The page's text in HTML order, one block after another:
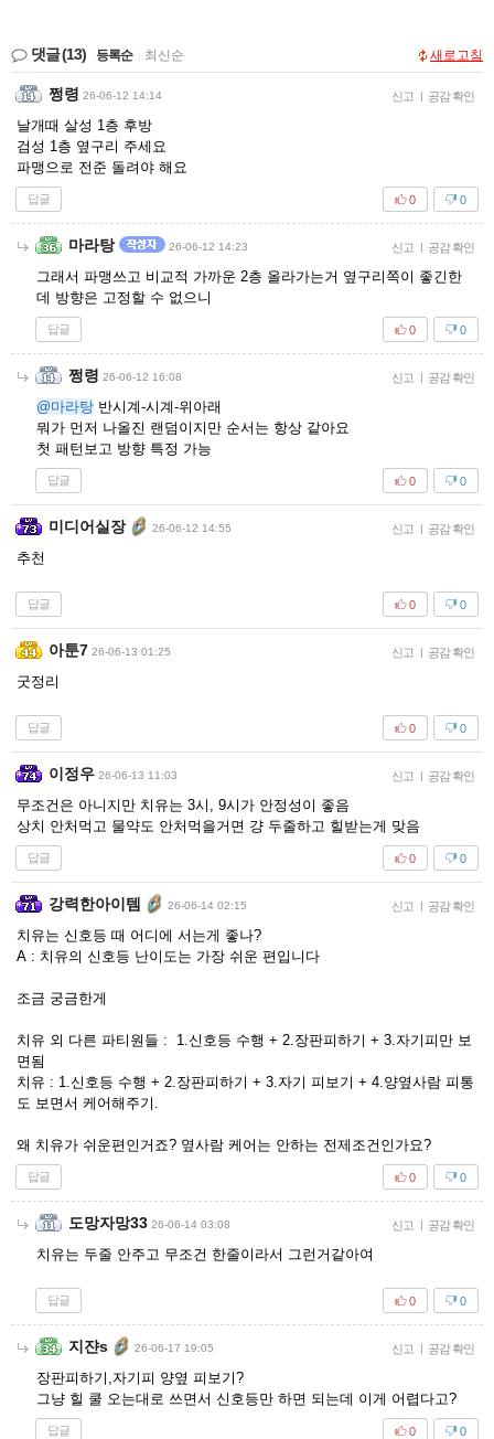
댓글(13) 등록순 최신순 새로고침
쩡령 26-06-12 14:14 신고 | 공감 확인
날개때 살성 1층 후방
검성 1층 옆구리 주세요
파맹으로 전준 돌려야 해요
답글 0
0
마라탕 26-06-12 14:23 신고 | 공감 확인
그래서 파맹쓰고 비교적 가까운 2층 올라가는거 옆구리쪽이 좋긴한
데 방향은 고정할 수 없으니
답글 0
0
쩡령 26-06-12 16:08 신고 | 공감 확인
@마라탕 반시계-시계-위아래
뭐가 먼저 나올진 랜덤이지만 순서는 항상 같아요
첫 패턴보고 방향 특정 가능
답글 0
0
미디어실장 26-06-12 14:55 신고 | 공감 확인
추천
답글 0
0
아툰7 26-06-13 01:25 신고 | 공감 확인
굿정리
답글 0
0
이정우 26-06-13 11:03 신고 | 공감 확인
무조건은 아니지만 치유는 3시, 9시가 안정성이 좋음
상치 안처먹고 물약도 안처먹을거면 걍 두줄하고 힐받는게 맞음
답글 0
0
강력한아이템 26-06-14 02:15 신고 | 공감 확인
치유는 신호등 때 어디에 서는게 좋나?
A : 치유의 신호등 난이도는 가장 쉬운 편입니다
조금 궁금한게
치유 외 다른 파티원들 : 1.신호등 수행 + 2.장판피하기 + 3.자기피만 보
면됨
치유 : 1.신호등 수행 + 2.장판피하기 + 3.자기 피보기 + 4.양옆사람 피통
도 보면서 케어해주기.
왜 치유가 쉬운편인거죠? 옆사람 케어는 안하는 전제조건인가요?
답글 0
0
도망자망33 26-06-14 03:08 신고 | 공감 확인
치유는 두줄 안주고 무조건 한줄이라서 그런거같아여
답글 0
0
지쟌s 26-06-17 19:05 신고 | 공감 확인
장판피하기,자기피 양옆 피보기?
그냥 힐 쿨 오는대로 쓰면서 신호등만 하면 되는데 이게 어렵다고?
답글 0
0